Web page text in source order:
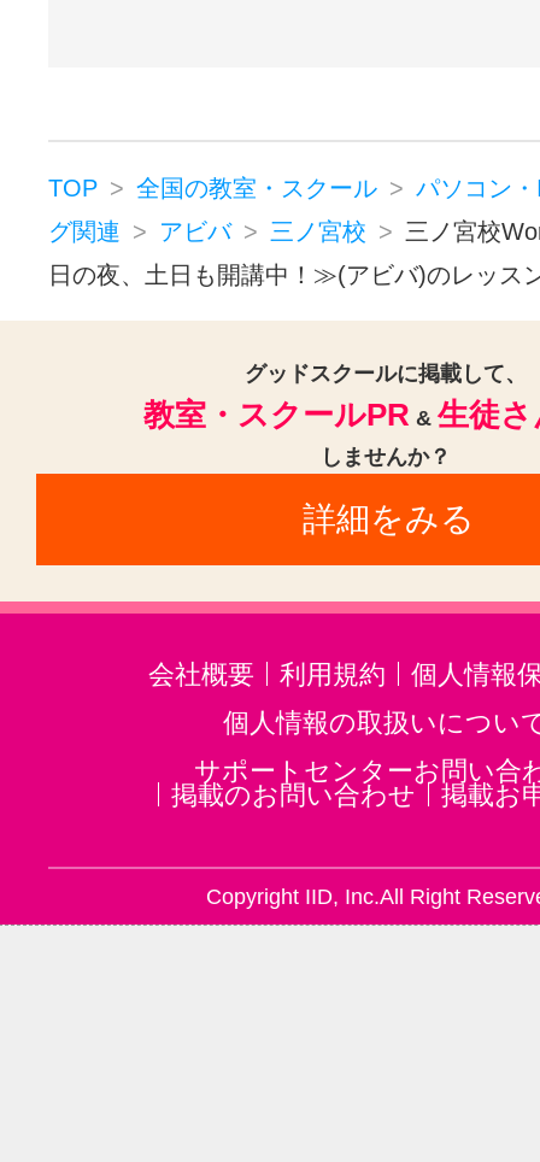
TOP 全国の教室・スクール
パソコン
グ関連
アビバ 三ノ宮校
三ノ宮校
日の夜、土日も開講中！≫(アビバ)のレッス
グッドスクールに掲載して、
教室・スクールPR & 生徒
しませんか？
詳細をみる
会社概要 利用規約
個人情報
個人情報の取扱いについ
サポートセンターお問い合
掲載のお問い合わせ
掲載お
Copyright IID, Inc.All Right